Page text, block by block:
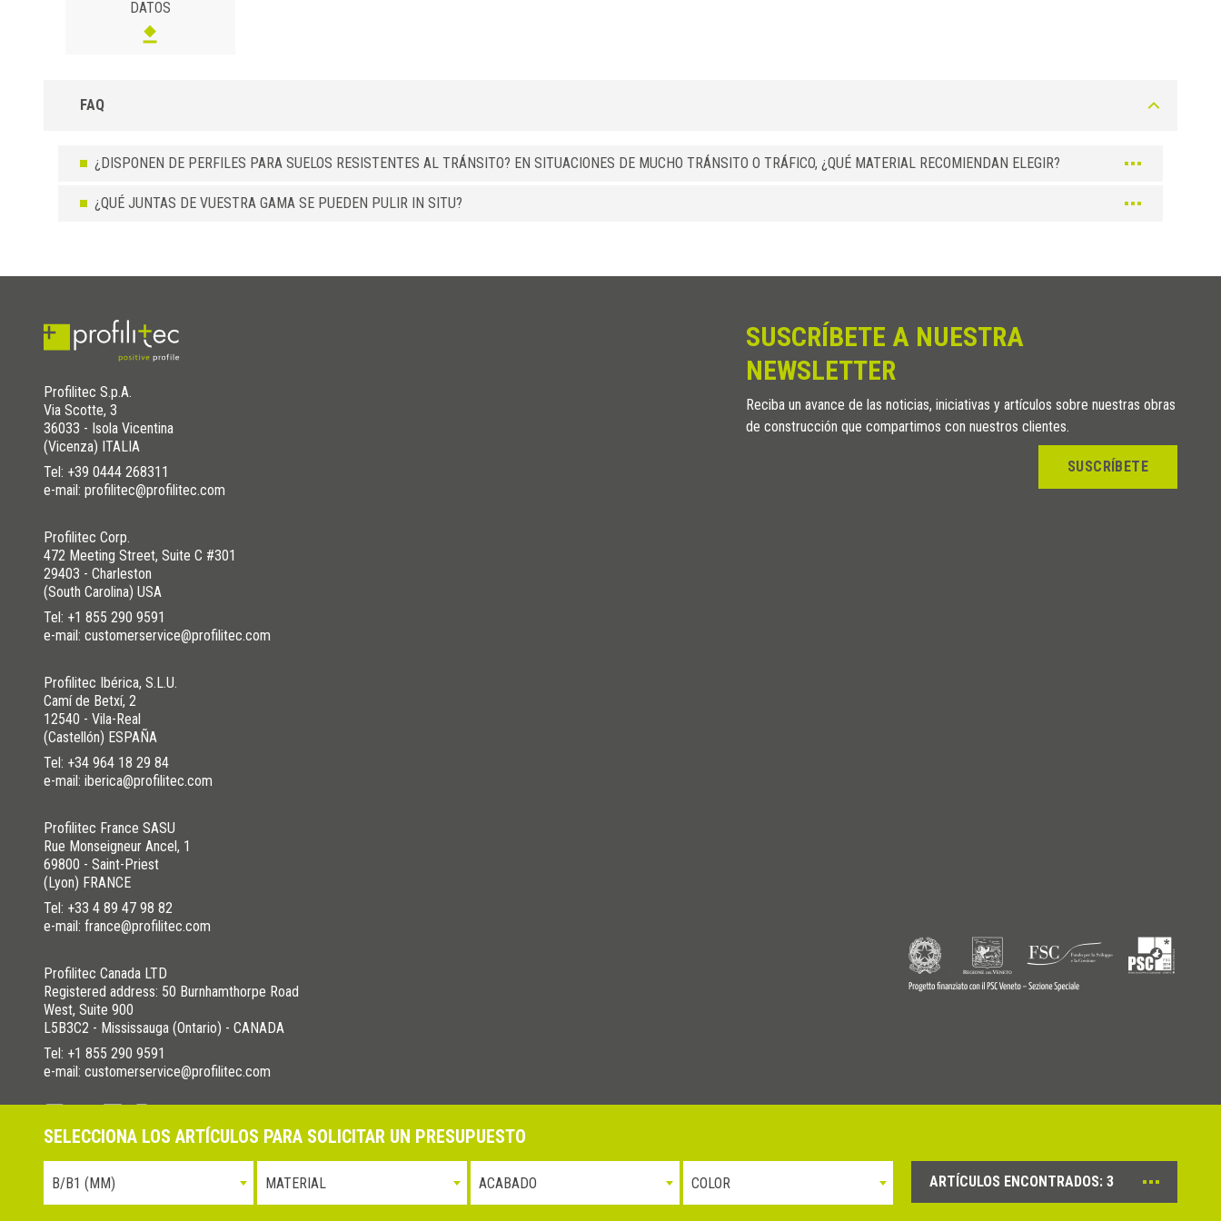
DATOS
FAQ
¿DISPONEN DE PERFILES PARA SUELOS RESISTENTES AL TRÁNSITO? EN SITUACIONES DE MUCHO TRÁNSITO O TRÁFICO, ¿QUÉ MATERIAL RECOMIENDAN ELEGIR?
¿QUÉ JUNTAS DE VUESTRA GAMA SE PUEDEN PULIR IN SITU?
SELECCIONA LOS ARTÍCULOS PARA SOLICITAR UN PRESUPUESTO
B/B1 (MM) MATERIAL ACABADO COLOR ARTÍCULOS ENCONTRADOS: 3
Profilitec S.p.A.
Via Scotte, 3
36033 - Isola Vicentina
(Vicenza) ITALIA
Tel: +39 0444 268311
e-mail: profilitec@profilitec.com
Profilitec Corp.
472 Meeting Street, Suite C #301
29403 - Charleston
(South Carolina) USA
Tel: +1 855 290 9591
e-mail: customerservice@profilitec.com
Profilitec Ibérica, S.L.U.
Camí de Betxí, 2
12540 - Vila-Real
(Castellón) ESPAÑA
Tel: +34 964 18 29 84
e-mail: iberica@profilitec.com
Profilitec France SASU
Rue Monseigneur Ancel, 1
69800 - Saint-Priest
(Lyon) FRANCE
Tel: +33 4 89 47 98 82
e-mail: france@profilitec.com
Profilitec Canada LTD
Registered address: 50 Burnhamthorpe Road
West, Suite 900
L5B3C2 - Mississauga (Ontario) - CANADA
Tel: +1 855 290 9591
e-mail: customerservice@profilitec.com
SUSCRÍBETE A NUESTRA
NEWSLETTER
Reciba un avance de las noticias, iniciativas y artículos sobre nuestras obras
de construcción que compartimos con nuestros clientes.
SUSCRÍBETE
© Copyright 2026 - Profilitec S.p.A - All right reserved